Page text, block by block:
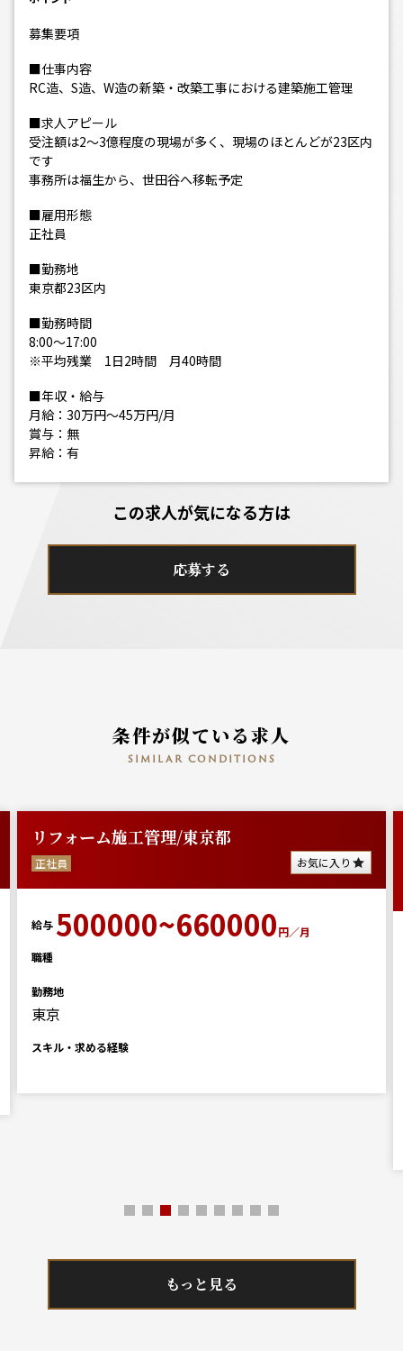
募集要項
■仕事内容
RC造、S造、W造の新築・改築工事における建築施工管理
■求人アピール
受注額は2～3億程度の現場が多く、現場のほとんどが23区内
です
事務所は福生から、世田谷へ移転予定
■雇用形態
正社員
■勤務地
東京都23区内
■勤務時間
8:00～17:00
※平均残業 1日2時間 月40時間
■年収・給与
月給：30万円～45万円/月
賞与：無
昇給：有
この求人が気になる方は
応募する
条件が似ている求人
similar conditions
リフォーム施工管理/東京都
正社員 お気に入り
給与 500000~660000円／月
職種
勤務地
東京
スキル・求める経験
もっと見る